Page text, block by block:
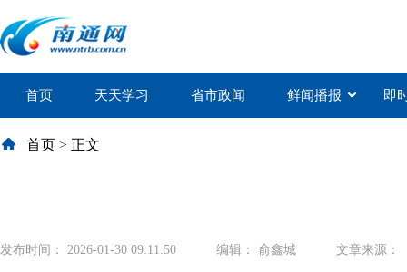
首页 天天学习 省市政闻 鲜闻播报 即
首页 > 正文
发布时间： 2026-01-30 09:11:50 编辑： 俞鑫城 文章来源：